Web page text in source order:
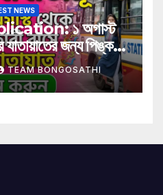
NEWS
১ অগাস্ট
যাতায়াতের জন্য পিঙ্ক
করুন এখনই
TEAM BONGOSATHI